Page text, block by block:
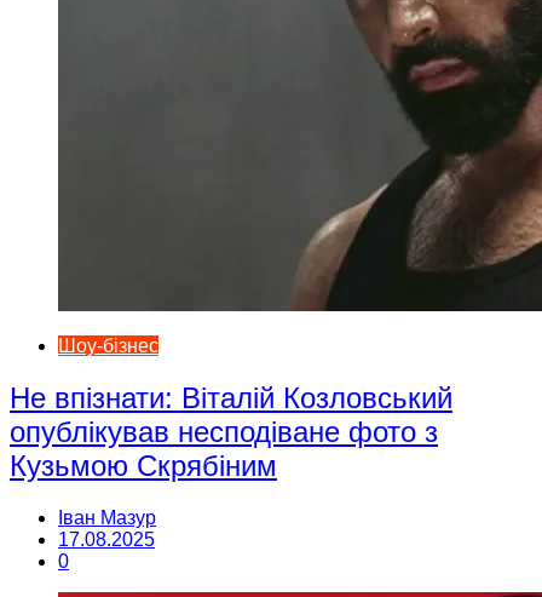
Шоу-бізнес
Не впізнати: Віталій Козловський
опублікував несподіване фото з
Кузьмою Скрябіним
Іван Мазур
17.08.2025
0